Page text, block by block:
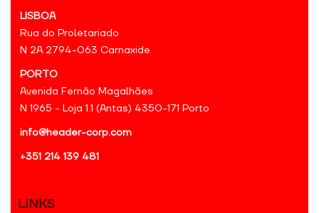
LISBOA
Rua do Proletariado
N 2A 2794-063 Carnaxide
PORTO
Avenida Fernão Magalhães
N 1965 - Loja 1.1 (Antas) 4350-171 Porto
info@header-corp.com
+351 214 139 481
LINKS